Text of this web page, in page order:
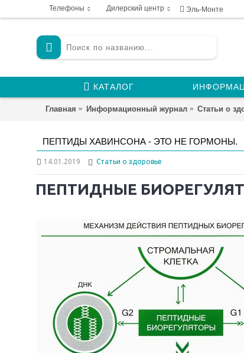
Телефоны Дилерский центр Эль-Монте
КАТАЛОГ
Главная Информационный журнал Статьи о
ПЕПТИДЫ ХАВИНСОНА - ЭТО НЕ ГОРМОНЫ.
14.01.2019 Статьи о здоровье
ПЕПТИДНЫЕ